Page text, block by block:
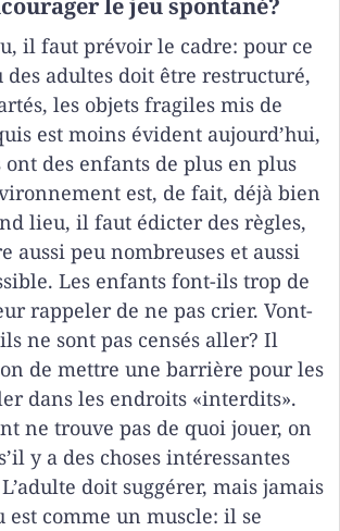
le jeu spontané?
il faut prévoir le cadre: pour ce
adultes doit être restructuré,
les objets fragiles mis de
est moins évident aujourd’hui,
ont des enfants de plus en plus
est, de fait, déjà bien
lieu, il faut édicter des règles,
aussi peu nombreuses et aussi
Les enfants font-ils trop de
rappeler de ne pas crier. Vont-
ne sont pas censés aller? Il
de mettre une barrière pour les
dans les endroits «interdits».
ne trouve pas de quoi jouer, on
y a des choses intéressantes
doit suggérer, mais jamais
est comme un muscle: il se